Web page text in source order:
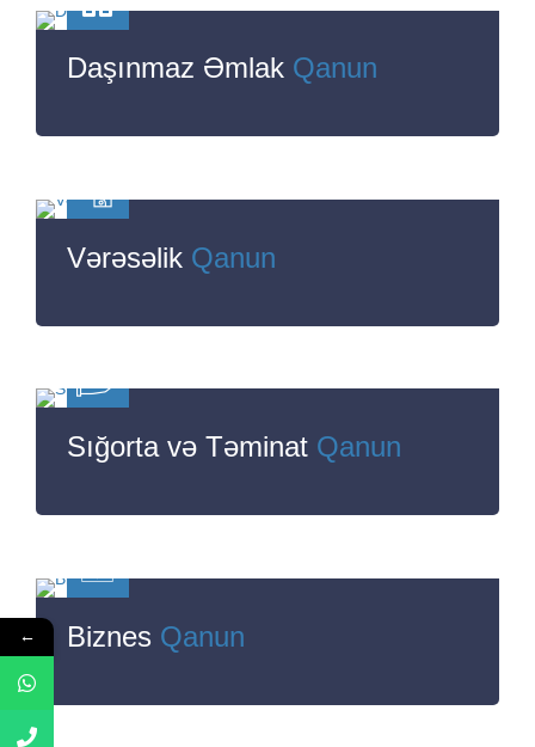
Daşınmaz Əmlak Qanun
Vərəsəlik Qanun
Sığorta və Təminat Qanun
Biznes Qanun
←